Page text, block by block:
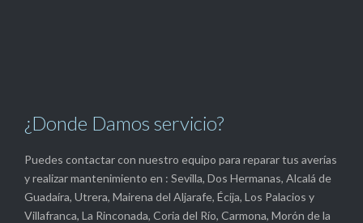
¿Donde Damos servicio?
Puedes contactar con nuestro equipo para reparar tus averías
y realizar mantenimiento en : Sevilla, Dos Hermanas, Alcalá de
Guadaíra, Utrera, Mairena del Aljarafe, Écija, Los Palacios y
Villafranca, La Rinconada, Coria del Río, Carmona, Morón de la